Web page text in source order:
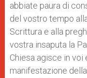
abbiate paura di
del vostro tempo
Scrittura e alla
vostra insaputa la
Chiesa agisce in voi
manifestazione